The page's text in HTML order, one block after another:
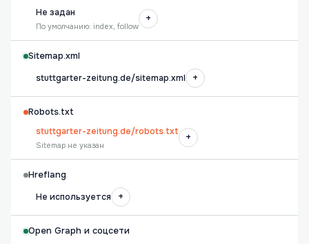
Не задан
По умолчанию: index, follow
+
Sitemap.xml
stuttgarter-zeitung.de/sitemap.xml
+
Robots.txt
stuttgarter-zeitung.de/robots.txt
Sitemap не указан
+
Hreflang
Не используется
+
Open Graph и соцсети